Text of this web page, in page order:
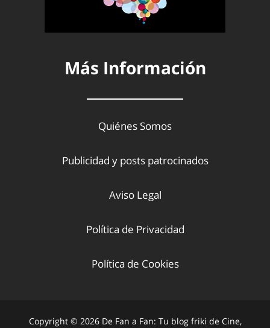
Más Información
Quiénes Somos
Publicidad y posts patrocinados
Aviso Legal
Política de Privacidad
Política de Cookies
Copyright © 2026 De Fan a Fan: Tu blog friki de Cine,